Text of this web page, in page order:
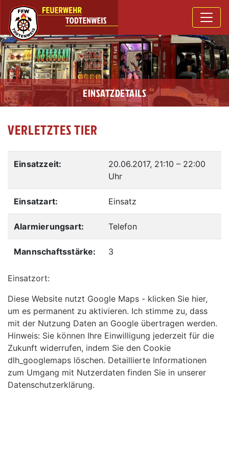
EINSATZDETAILS
VERLETZTES TIER
Einsatzzeit: 20.06.2017, 21:10 – 22:00
Uhr
Einsatzart: Einsatz
Alarmierungsart: Telefon
Mannschaftsstärke: 3
Einsatzort:
Diese Website nutzt Google Maps - klicken Sie hier,
um es permanent zu aktivieren. Ich stimme zu, dass
mit der Nutzung Daten an Google übertragen werden.
Hinweis: Sie können Ihre Einwilligung jederzeit für die
Zukunft widerrufen, indem Sie den Cookie
dlh_googlemaps löschen. Detaillierte Informationen
zum Umgang mit Nutzerdaten finden Sie in unserer
Datenschutzerklärung.